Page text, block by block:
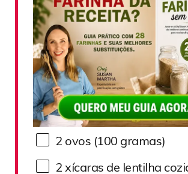
2 ovos (100 gramas)
2 xícaras de lentilha